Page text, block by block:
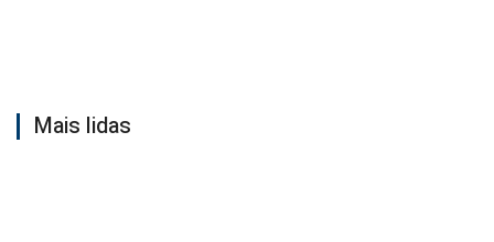
Mais lidas